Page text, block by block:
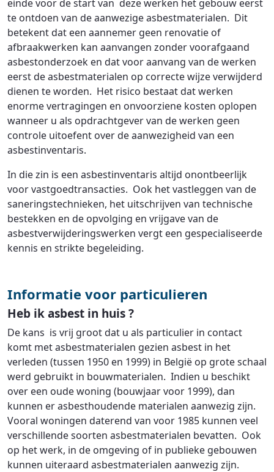
einde voor de start van deze werken het gebouw eerst
te ontdoen van de aanwezige asbestmaterialen. Dit
betekent dat een aannemer geen renovatie of
afbraakwerken kan aanvangen zonder voorafgaand
asbestonderzoek en dat voor aanvang van de werken
eerst de asbestmaterialen op correcte wijze verwijderd
dienen te worden. Het risico bestaat dat werken
enorme vertragingen en onvoorziene kosten oplopen
wanneer u als opdrachtgever van de werken geen
controle uitoefent over de aanwezigheid van een
asbestinventaris.
In die zin is een asbestinventaris altijd onontbeerlijk
voor vastgoedtransacties. Ook het vastleggen van de
saneringstechnieken, het uitschrijven van technische
bestekken en de opvolging en vrijgave van de
asbestverwijderingswerken vergt een gespecialiseerde
kennis en strikte begeleiding.
Informatie voor particulieren
Heb ik asbest in huis ?
De kans is vrij groot dat u als particulier in contact
komt met asbestmaterialen gezien asbest in het
verleden (tussen 1950 en 1999) in België op grote schaal
werd gebruikt in bouwmaterialen. Indien u beschikt
over een oude woning (bouwjaar voor 1999), dan
kunnen er asbesthoudende materialen aanwezig zijn.
Vooral woningen daterend van voor 1985 kunnen veel
verschillende soorten asbestmaterialen bevatten. Ook
op het werk, in de omgeving of in publieke gebouwen
kunnen uiteraard asbestmaterialen aanwezig zijn.